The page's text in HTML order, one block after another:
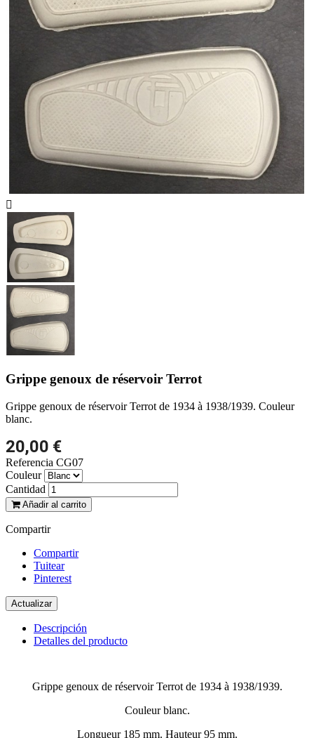

Grippe genoux de réservoir Terrot
Grippe genoux de réservoir Terrot de 1934 à 1938/1939. Couleur
blanc.
20,00 €
Referencia CG07
Couleur
Cantidad
Añadir al carrito
Compartir
Compartir
Tuitear
Pinterest
Descripción
Detalles del producto
Grippe genoux de réservoir Terrot de 1934 à 1938/1939.
Couleur blanc.
Longueur 185 mm. Hauteur 95 mm.